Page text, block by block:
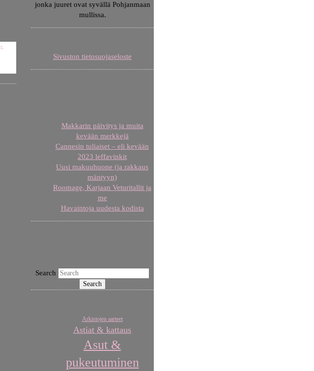
jonka juuret ovat syvällä Pohjanmaan
mullissa.
Sivuston tietosuojaseloste
Makkarin päivitys ja muita
kevään merkkejä
Cannesin tuliaiset – eli kevään
2023 leffavinkit
Uusi makuuhuone (ja rakkaus
mäntyyn)
Roomage, Karjaan Veturitallit ja
me
Havaintoja uudesta kodista
Search
Arkistojen aarteet
Astiat & kattaus
Asut &
pukeutuminen